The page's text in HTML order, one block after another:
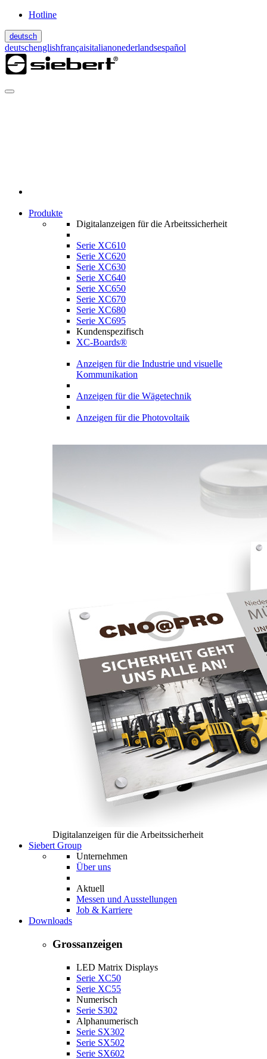
Hotline
deutsch
deutschenglishfrançaisitalianonederlandsespañol
Produkte
Digitalanzeigen für die Arbeitssicherheit
Serie XC610
Serie XC620
Serie XC630
Serie XC640
Serie XC650
Serie XC670
Serie XC680
Serie XC695
Kundenspezifisch
XC-Boards®
Anzeigen für die Industrie und visuelle
Kommunikation
Anzeigen für die Wägetechnik
Anzeigen für die Photovoltaik
Digitalanzeigen für die Arbeitssicherheit
Siebert Group
Unternehmen
Über uns
Aktuell
Messen und Ausstellungen
Job & Karriere
Downloads
Grossanzeigen
LED Matrix Displays
Serie XC50
Serie XC55
Numerisch
Serie S302
Alphanumerisch
Serie SX302
Serie SX502
Serie SX602